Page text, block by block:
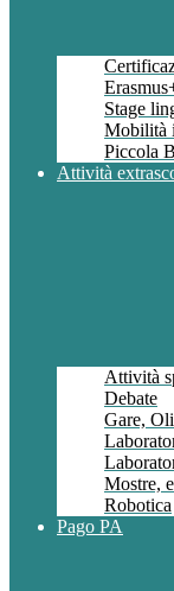
Stage
Mobilità
Piccola
Attività
Attività
Debate
Gare,
Mostre,
Robotica
Pago PA